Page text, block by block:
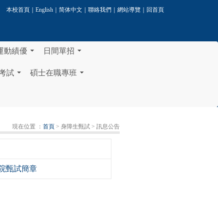
本校首頁 ｜English ｜简体中文 ｜聯絡我們 ｜網站導覽 回首頁
動績優 日間單招
試
碩士在職專班
現在位置 ： 首頁 > 身障生甄試 > 訊息公告
甄試簡章